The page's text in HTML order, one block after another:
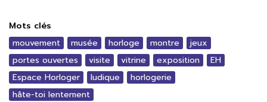
Mots clés
mouvement musée horloge montre
jeux
portes ouvertes
visite vitrine exposition
EH
Espace Horloger
ludique
horlogerie
hâte-toi lentement